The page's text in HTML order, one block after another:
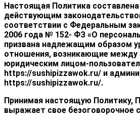
Настоящая Политика
действующим
соответствии с Федеральным
2006 года № 152- ФЗ «О
призвана надлежащим образом
отношения, возникающие между
юридическим лицом-
https://sushipizzawok.ru/ и
https://sushipizzawok.ru/.
Принимая настоящую Политику,
выражает свое безоговорочное